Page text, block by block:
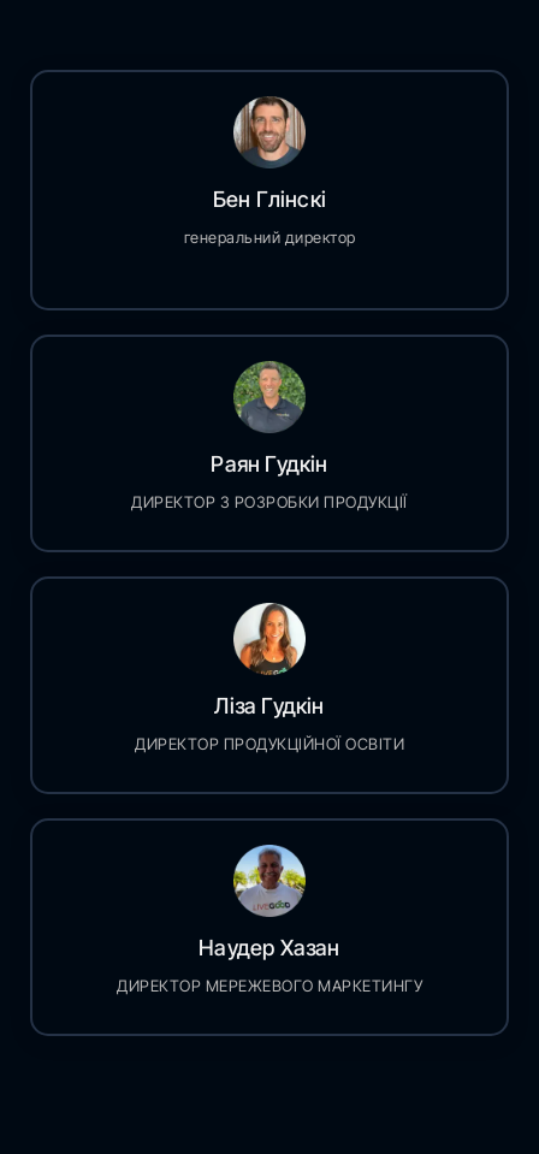
Бен Глінскі
генеральний директор
Раян Гудкін
ДИРЕКТОР З РОЗРОБКИ ПРОДУКЦІЇ
Ліза Гудкін
ДИРЕКТОР ПРОДУКЦІЙНОЇ ОСВІТИ
Наудер Хазан
ДИРЕКТОР МЕРЕЖЕВОГО МАРКЕТИНГУ